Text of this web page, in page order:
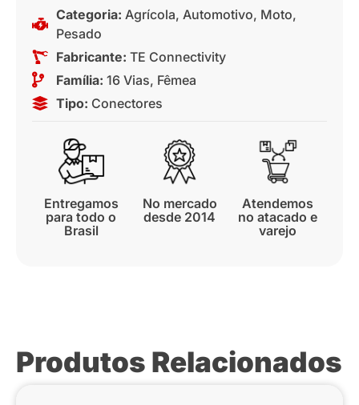
Categoria: Agrícola, Automotivo, Moto,
Pesado
Fabricante: TE Connectivity
Família: 16 Vias, Fêmea
Tipo: Conectores
Entregamos
para todo o
Brasil
No mercado
desde 2014
Atendemos
no atacado e
varejo
Produtos Relacionados